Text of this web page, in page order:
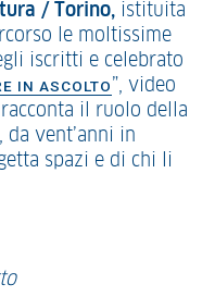
/ Torino, istituita
le moltissime
iscritti e celebrato
IN ASCOLTO”, video
il ruolo della
da vent’anni in
spazi e di chi li